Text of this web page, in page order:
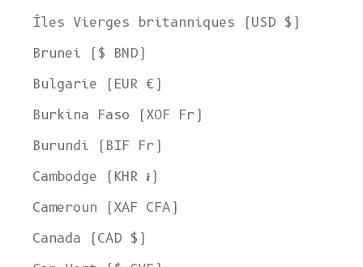
Îles Vierges britanniques (USD $)
Brunei ($ BND)
Bulgarie (EUR €)
Burkina Faso (XOF Fr)
Burundi (BIF Fr)
Cambodge (KHR ៛)
Cameroun (XAF CFA)
Canada (CAD $)